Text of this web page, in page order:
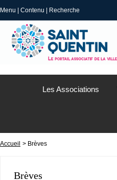
Menu Contenu Recherche
Les Associations
Accueil > Brèves
Brèves